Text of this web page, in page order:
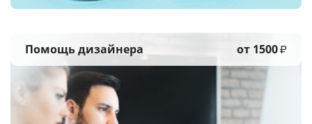
Помощь дизайнера от 1500₽